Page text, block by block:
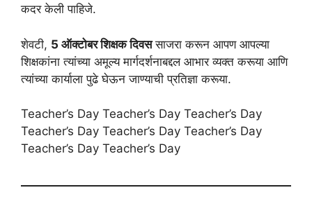
कदर केली पाहिजे.
शेवटी, 5 ऑक्टोबर शिक्षक दिवससाजरा करून आपण आपल्या
शिक्षकांना त्यांच्या अमूल्य मार्गदर्शनाबद्दल आभार व्यक्त करूया आणि
त्यांच्या कार्याला पुढे घेऊन जाण्याची प्रतिज्ञा करूया.
Teacher’s Day Teacher’s Day Teacher’s Day
Teacher’s Day Teacher’s Day Teacher’s Day
Teacher’s Day Teacher’s Day